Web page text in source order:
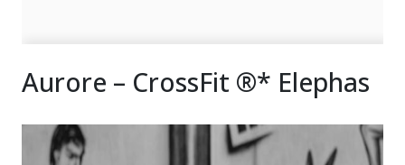
Aurore – CrossFit ®* Elephas